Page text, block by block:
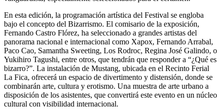
En esta edición, la programación artística del Festival se engloba
bajo el concepto del Bizarrismo. El comisario de la exposición,
Fernando Castro Flórez, ha seleccionado a grandes artistas del
panorama nacional e internacional como Xapox, Fernando Arrabal,
Paco Cao, Samantha Sweeting, Los Rodroc, Regina José Galindo, o
Yukihiro Tagushi, entre otros, que tendrán que responder a “¿Qué es
bizarro?”. La instalación de Mustang, ubicada en el Recinto Ferial
La Fica, ofrecerá un espacio de divertimento y distensión, donde se
combinarán arte, cultura y erotismo. Una muestra de arte urbano a
disposición de los asistentes, que convertirá este evento en un núcleo
cultural con visibilidad internacional.